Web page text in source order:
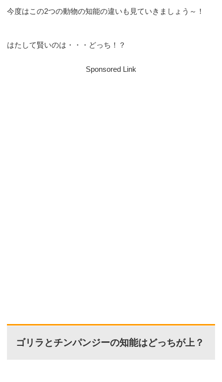
今度はこの2つの動物の知能の違いも見ていきましょう～！
はたして賢いのは・・・どっち！？
Sponsored Link
ゴリラとチンパンジーの知能はどっちが上？